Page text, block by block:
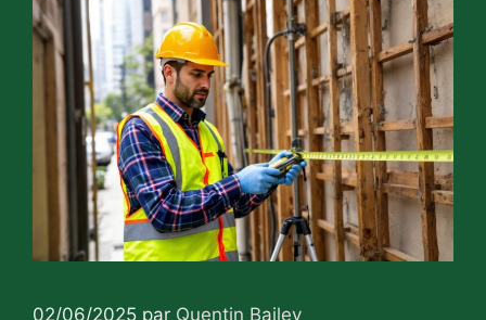
02/06/2025 par Quentin Bailey